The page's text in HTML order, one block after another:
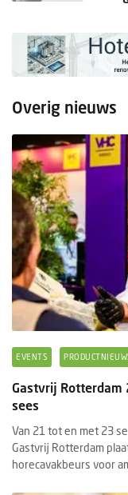
Overig nieuws
EVENTS
Gastvrij Rotterdam
sees
Van 21 tot en met 23
Gastvrij Rotterdam
horecavakbeurs voor